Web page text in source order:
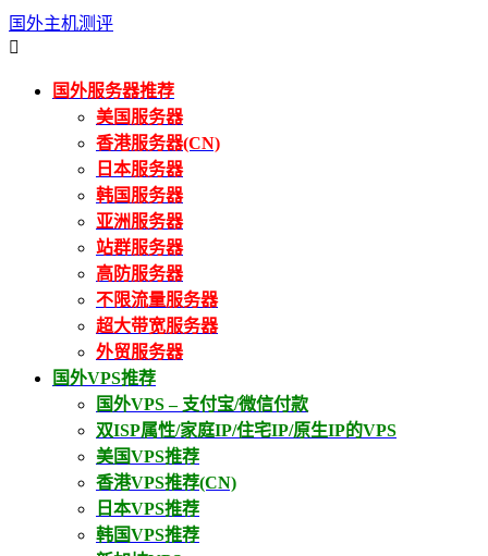
国外主机测评

国外服务器推荐
美国服务器
香港服务器(CN)
日本服务器
韩国服务器
亚洲服务器
站群服务器
高防服务器
不限流量服务器
超大带宽服务器
外贸服务器
国外VPS推荐
国外VPS – 支付宝/微信付款
双ISP属性/家庭IP/住宅IP/原生IP的VPS
美国VPS推荐
香港VPS推荐(CN)
日本VPS推荐
韩国VPS推荐